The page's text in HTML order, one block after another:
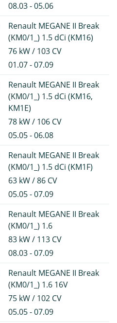
08.03 - 05.06
Renault MEGANE II Break
(KM0/1_) 1.5 dCi (KM16)
76 kW / 103 CV
01.07 - 07.09
Renault MEGANE II Break
(KM0/1_) 1.5 dCi (KM16,
KM1E)
78 kW / 106 CV
05.05 - 06.08
Renault MEGANE II Break
(KM0/1_) 1.5 dCi (KM1F)
63 kW / 86 CV
05.05 - 07.09
Renault MEGANE II Break
(KM0/1_) 1.6
83 kW / 113 CV
08.03 - 07.09
Renault MEGANE II Break
(KM0/1_) 1.6 16V
75 kW / 102 CV
05.05 - 07.09